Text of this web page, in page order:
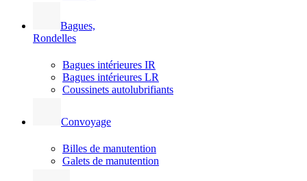
Bagues,
Rondelles
Bagues intérieures IR
Bagues intérieures LR
Coussinets autolubrifiants
Convoyage
Billes de manutention
Galets de manutention